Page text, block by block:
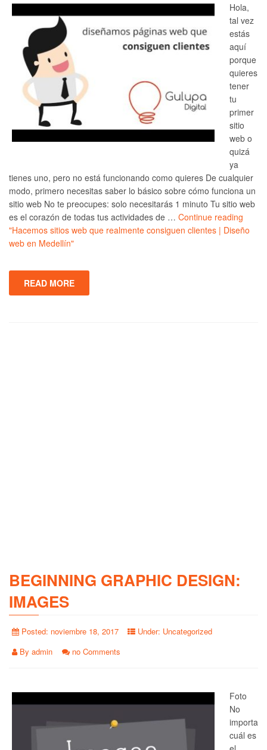
Hola,
tal vez
estás
aquí
porque
quieres
tener
tu
primer
sitio
web o
quizá
ya
tienes uno, pero no está funcionando como quieres De cualquier
modo, primero necesitas saber lo básico sobre cómo funciona un
sitio web No te preocupes: solo necesitarás 1 minuto Tu sitio web
es el corazón de todas tus actividades de … Continue reading
"Hacemos sitios web que realmente consiguen clientes | Diseño
web en Medellín"
READ MORE
BEGINNING GRAPHIC DESIGN:
IMAGES
Posted: noviembre 18, 2017 Under: Uncategorized
By admin no Comments
Foto
No
importa
cuál es